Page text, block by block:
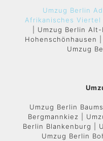
Umzug Berlin
Afrikanisches Viertel
| Umzug Berlin
Hohenschönhausen
Umzug
Umzug Berlin
Bergmannkiez |
Berlin Blankenburg |
Umzug Berlin